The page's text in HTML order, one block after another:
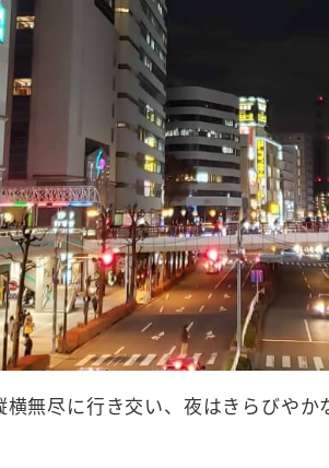
無尽に行き交い、夜はきらびや